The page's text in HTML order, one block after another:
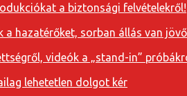
a biztonsági felvételekről!
a hazatérőket, sorban állás van
videók a „stand-in”
lehetetlen dolgot kér